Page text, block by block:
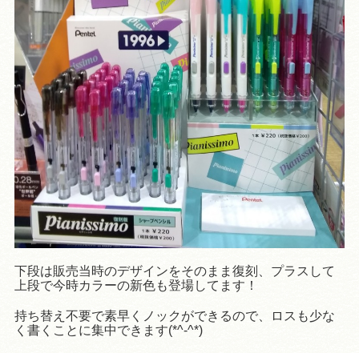
下段は販売当時のデザインをそのまま復刻、プラスして
上段で今時カラーの新色も登場してます！
持ち替え不要で素早くノックができるので、ロスも少な
く書くことに集中できます(*^-^*)